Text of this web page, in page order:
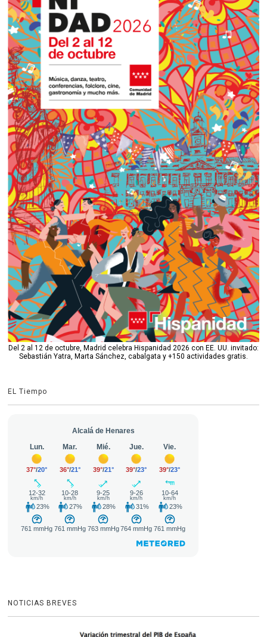
Del 2 al 12 de octubre, Madrid celebra Hispanidad 2026 con EE. UU. invitado:
Sebastián Yatra, Marta Sánchez, cabalgata y +150 actividades gratis.
EL Tiempo
NOTICIAS BREVES